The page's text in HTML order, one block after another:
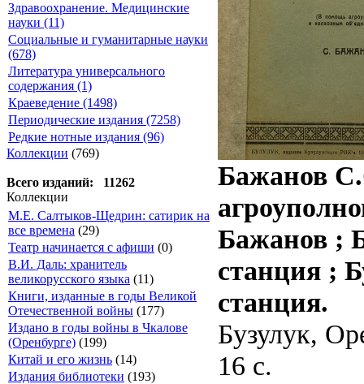
Здравоохранение. Медицинские
науки (11)
Социальные и гуманитарные науки
(678)
Литература универсального
содержания (1)
Краеведение (1498)
Периодические издания (7258)
Редкие нотные издания (96)
Коллекции (769)
Всего изданий: 11262
Коллекции
М.Е. Салтыков-Щедрин: сатирик на
все времена (29)
Театр начинается с афиши (0)
В.И. Даль: хранитель
великорусского языка (11)
Книги, изданные в годы Великой
Отечественной войны (177)
Издано в годы войны в Чкалове
(Оренбурге) (199)
Китай и его жизнь (14)
Издания библиотеки (193)
Бажанов
Бажанов ;
станция ;
станция.
Бузулук,
16 с.